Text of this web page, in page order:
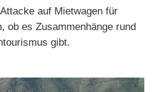
auf Mietwagen für
ob es Zusammenhänge rund
gibt.